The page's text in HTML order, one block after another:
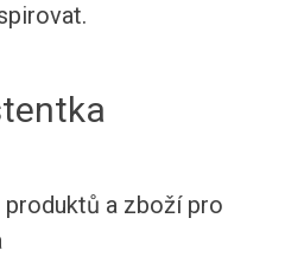
produktů a zboží pro